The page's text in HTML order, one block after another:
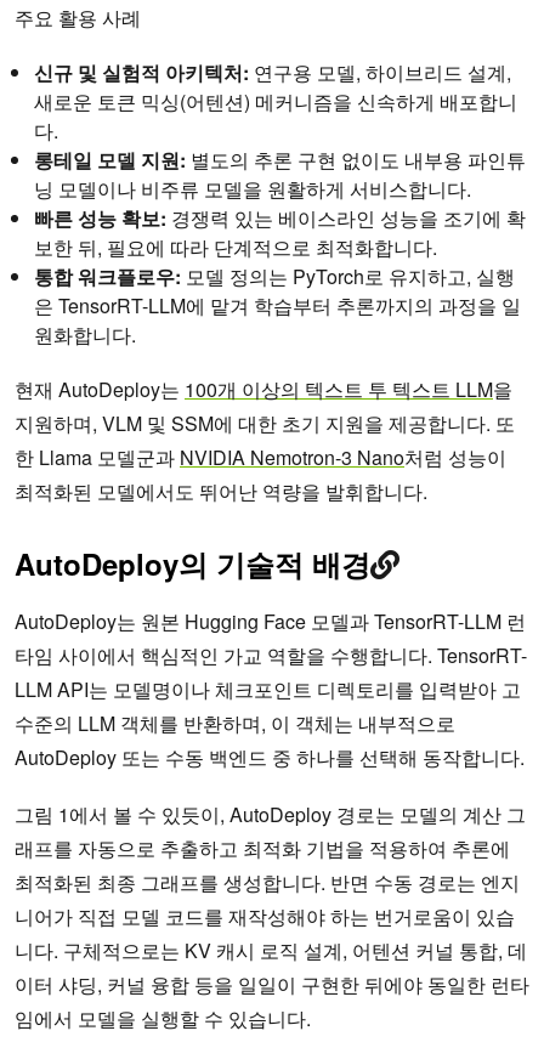
주요 활용 사례
신규 및 실험적 아키텍처: 연구용 모델, 하이브리드 설계,
새로운 토큰 믹싱(어텐션) 메커니즘을 신속하게 배포합니
다.
롱테일 모델 지원: 별도의 추론 구현 없이도 내부용 파인튜
닝 모델이나 비주류 모델을 원활하게 서비스합니다.
빠른 성능 확보: 경쟁력 있는 베이스라인 성능을 조기에 확
보한 뒤, 필요에 따라 단계적으로 최적화합니다.
통합 워크플로우: 모델 정의는 PyTorch로 유지하고, 실행
은 TensorRT-LLM에 맡겨 학습부터 추론까지의 과정을 일
원화합니다.
현재 AutoDeploy는 100개 이상의 텍스트 투 텍스트 LLM을
지원하며, VLM 및 SSM에 대한 초기 지원을 제공합니다. 또
한 Llama 모델군과 NVIDIA Nemotron-3 Nano처럼 성능이
최적화된 모델에서도 뛰어난 역량을 발휘합니다.
AutoDeploy의 기술적 배경
AutoDeploy는 원본 Hugging Face 모델과 TensorRT-LLM 런
타임 사이에서 핵심적인 가교 역할을 수행합니다. TensorRT-
LLM API는 모델명이나 체크포인트 디렉토리를 입력받아 고
수준의 LLM 객체를 반환하며, 이 객체는 내부적으로
AutoDeploy 또는 수동 백엔드 중 하나를 선택해 동작합니다.
그림 1에서 볼 수 있듯이, AutoDeploy 경로는 모델의 계산 그
래프를 자동으로 추출하고 최적화 기법을 적용하여 추론에
최적화된 최종 그래프를 생성합니다. 반면 수동 경로는 엔지
니어가 직접 모델 코드를 재작성해야 하는 번거로움이 있습
니다. 구체적으로는 KV 캐시 로직 설계, 어텐션 커널 통합, 데
이터 샤딩, 커널 융합 등을 일일이 구현한 뒤에야 동일한 런타
임에서 모델을 실행할 수 있습니다.